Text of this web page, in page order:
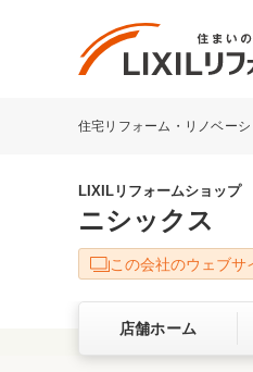
リフォー
キッチ
洗面化
ベラ
LIXILリ
サービ
住宅リフォーム・リノベー
LIXILリフォームショップ
ニシックス
この会社のウェブサ
店舗ホーム